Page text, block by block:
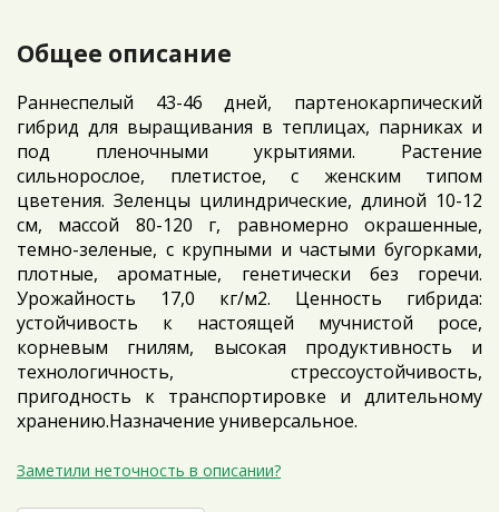
Общее описание
Раннеспелый 43-46 дней, партенокарпический
гибрид для выращивания в теплицах, парниках и
под пленочными укрытиями. Растение
сильнорослое, плетистое, с женским типом
цветения. Зеленцы цилиндрические, длиной 10-12
см, массой 80-120 г, равномерно окрашенные,
темно-зеленые, с крупными и частыми бугорками,
плотные, ароматные, генетически без горечи.
Урожайность 17,0 кг/м2. Ценность гибрида:
устойчивость к настоящей мучнистой росе,
корневым гнилям, высокая продуктивность и
технологичность, стрессоустойчивость,
пригодность к транспортировке и длительному
хранению.Назначение универсальное.
Заметили неточность в описании?